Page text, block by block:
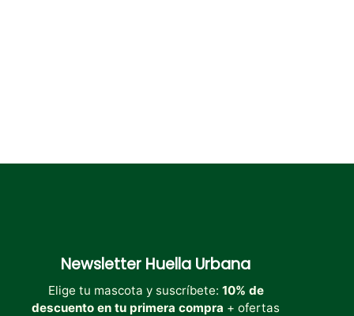
Newsletter Huella Urbana
Elige tu mascota y suscríbete: 10% de
descuento en tu primera compra + ofertas